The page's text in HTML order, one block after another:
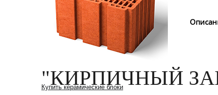
Купить керамические блоки
"КИРПИЧНЫЙ